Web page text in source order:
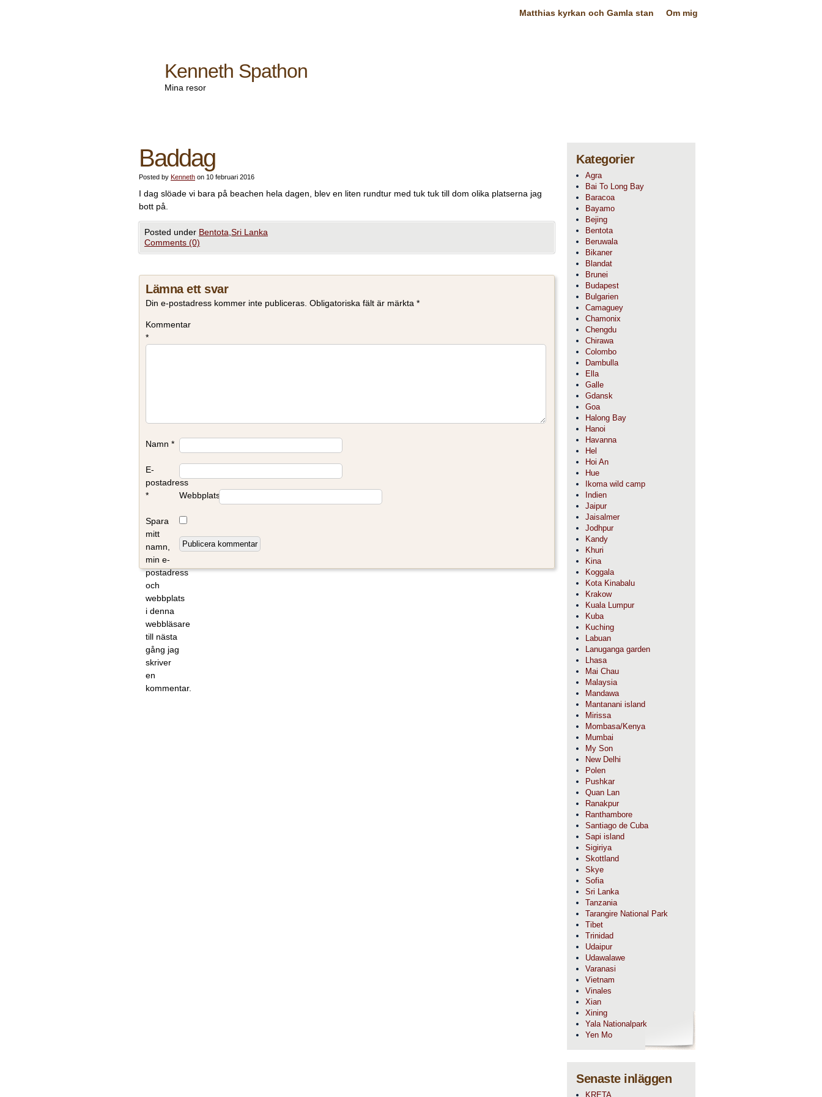
Matthias kyrkan och Gamla stan Om mig
Kenneth Spathon
Mina resor
Baddag
Posted by Kenneth on 10 februari 2016
I dag slöade vi bara på beachen hela dagen, blev en liten rundtur med tuk tuk till dom olika platserna jag
bott på.
Posted under Bentota Sri Lanka
Comments (0)
Lämna ett svar
Din e-postadress kommer inte publiceras. Obligatoriska fält är märkta *
Kommentar
*
Namn *
E-
postadress
*
Webbplats
Spara
mitt
namn,
min e-
postadress
och
webbplats
i denna
webbläsare
till nästa
gång jag
skriver
en
kommentar.
Kategorier
Agra
Bai To Long Bay
Baracoa
Bayamo
Bejing
Bentota
Beruwala
Bikaner
Blandat
Brunei
Budapest
Bulgarien
Camaguey
Chamonix
Chengdu
Chirawa
Colombo
Dambulla
Ella
Galle
Gdansk
Goa
Halong Bay
Hanoi
Havanna
Hel
Hoi An
Hue
Ikoma wild camp
Indien
Jaipur
Jaisalmer
Jodhpur
Kandy
Khuri
Kina
Koggala
Kota Kinabalu
Krakow
Kuala Lumpur
Kuba
Kuching
Labuan
Lanuganga garden
Lhasa
Mai Chau
Malaysia
Mandawa
Mantanani island
Mirissa
Mombasa/Kenya
Mumbai
My Son
New Delhi
Polen
Pushkar
Quan Lan
Ranakpur
Ranthambore
Santiago de Cuba
Sapi island
Sigiriya
Skottland
Skye
Sofia
Sri Lanka
Tanzania
Tarangire National Park
Tibet
Trinidad
Udaipur
Udawalawe
Varanasi
Vietnam
Vinales
Xian
Xining
Yala Nationalpark
Yen Mo
Senaste inläggen
KRETA